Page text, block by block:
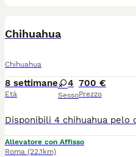
Chihuahua
Chihuahua
8 settimane
Età
4
Sesso
700 €
Prezzo
Allevatore con Affisso
Roma (22.1km)